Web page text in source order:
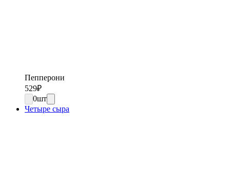
Пепперони
529₽
0шт
Четыре сыра